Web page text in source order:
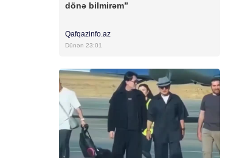
dönə bilmirəm”
Qafqazinfo.az
Dünən 23:01